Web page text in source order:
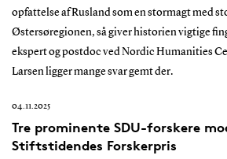
opfattelse af Rusland som en stormagt med
Østersøregionen, så giver historien vigtige
ekspert og postdoc ved Nordic Humanities
Larsen ligger mange svar gemt der.
04.11.2025
Tre prominente SDU-forskere
Stiftstidendes Forskerpris